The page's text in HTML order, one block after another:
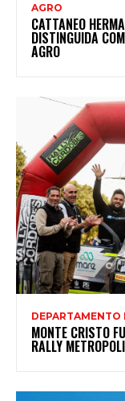
AGRO
CATTANEO
DISTINGUIDA
AGRO
DEPARTAMENTO
MONTE CRISTO
RALLY